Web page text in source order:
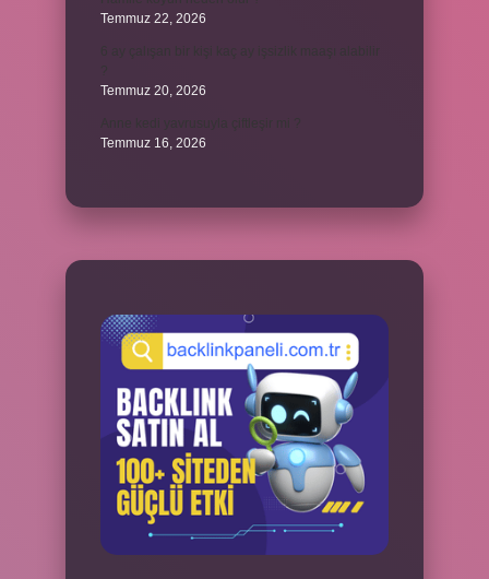
Temmuz 22, 2026
Temmuz 20, 2026
Temmuz 16, 2026